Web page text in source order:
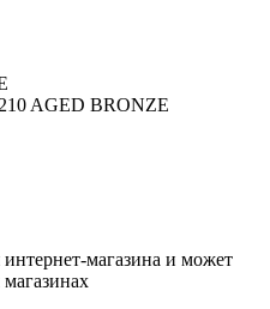
AGED BRONZE
магазина и может